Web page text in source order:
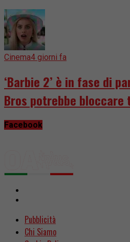
Cinema4 giorni fa
‘Barbie 2’ è in fase di
Bros potrebbe
Facebook
Pubblicità
Chi Siamo